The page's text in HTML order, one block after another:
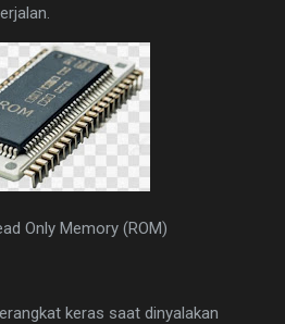
Only Memory (ROM)
keras saat dinyalakan